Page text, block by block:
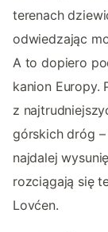
terenach
odwiedzając
A to dopiero
kanion Europy.
z
górskich dróg
najdalej
rozciągają się
Lovćen.